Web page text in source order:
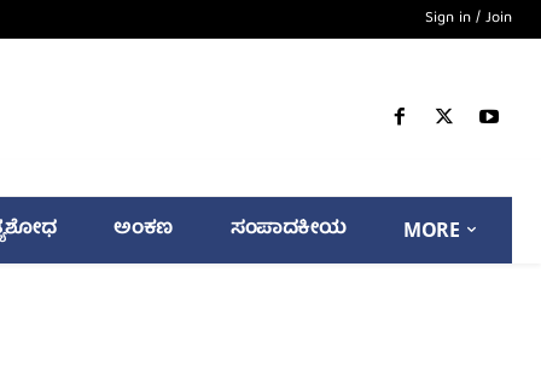
Sign in / Join
ಅಂಕಣ ಸಂಪಾದಕೀಯ MORE